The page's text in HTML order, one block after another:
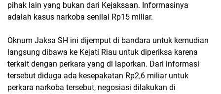
pihak lain yang bukan dari Kejaksaan. Informasinya
adalah kasus narkoba senilai Rp15 miliar.
Oknum Jaksa SH ini dijemput di bandara untuk kemudian
langsung dibawa ke Kejati Riau untuk diperiksa karena
terkait dengan perkara yang di laporkan. Dari informasi
tersebut diduga ada kesepakatan Rp2,6 miliar untuk
perkara narkoba tersebut, negosiasi dilakukan di